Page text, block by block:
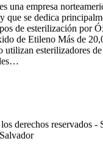
una empresa
que se dedica
de esterilización por
de Etileno Más de
utilizan esterilizadores
derechos reservados -